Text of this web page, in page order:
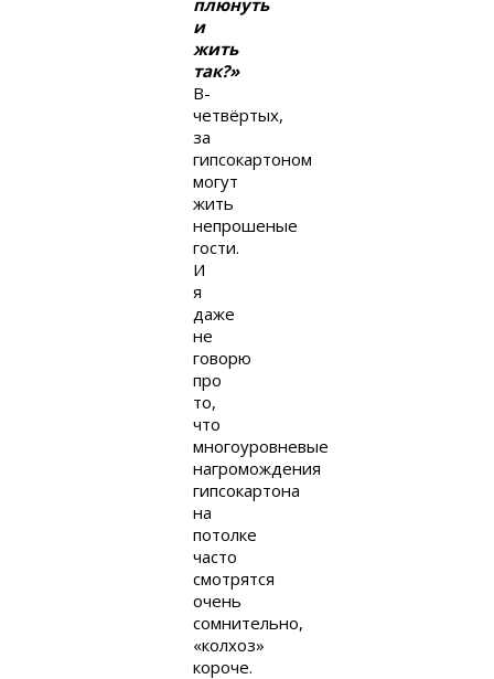
и
жить
так?»
В-
четвёртых,
за
гипсокартоном
могут
жить
непрошеные
гости.
И
я
даже
не
говорю
про
то,
что
многоуровневые
нагромождения
гипсокартона
на
потолке
часто
смотрятся
очень
сомнительно,
«колхоз»
короче.